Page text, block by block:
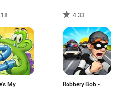
4.33
My
Robbery Bob -